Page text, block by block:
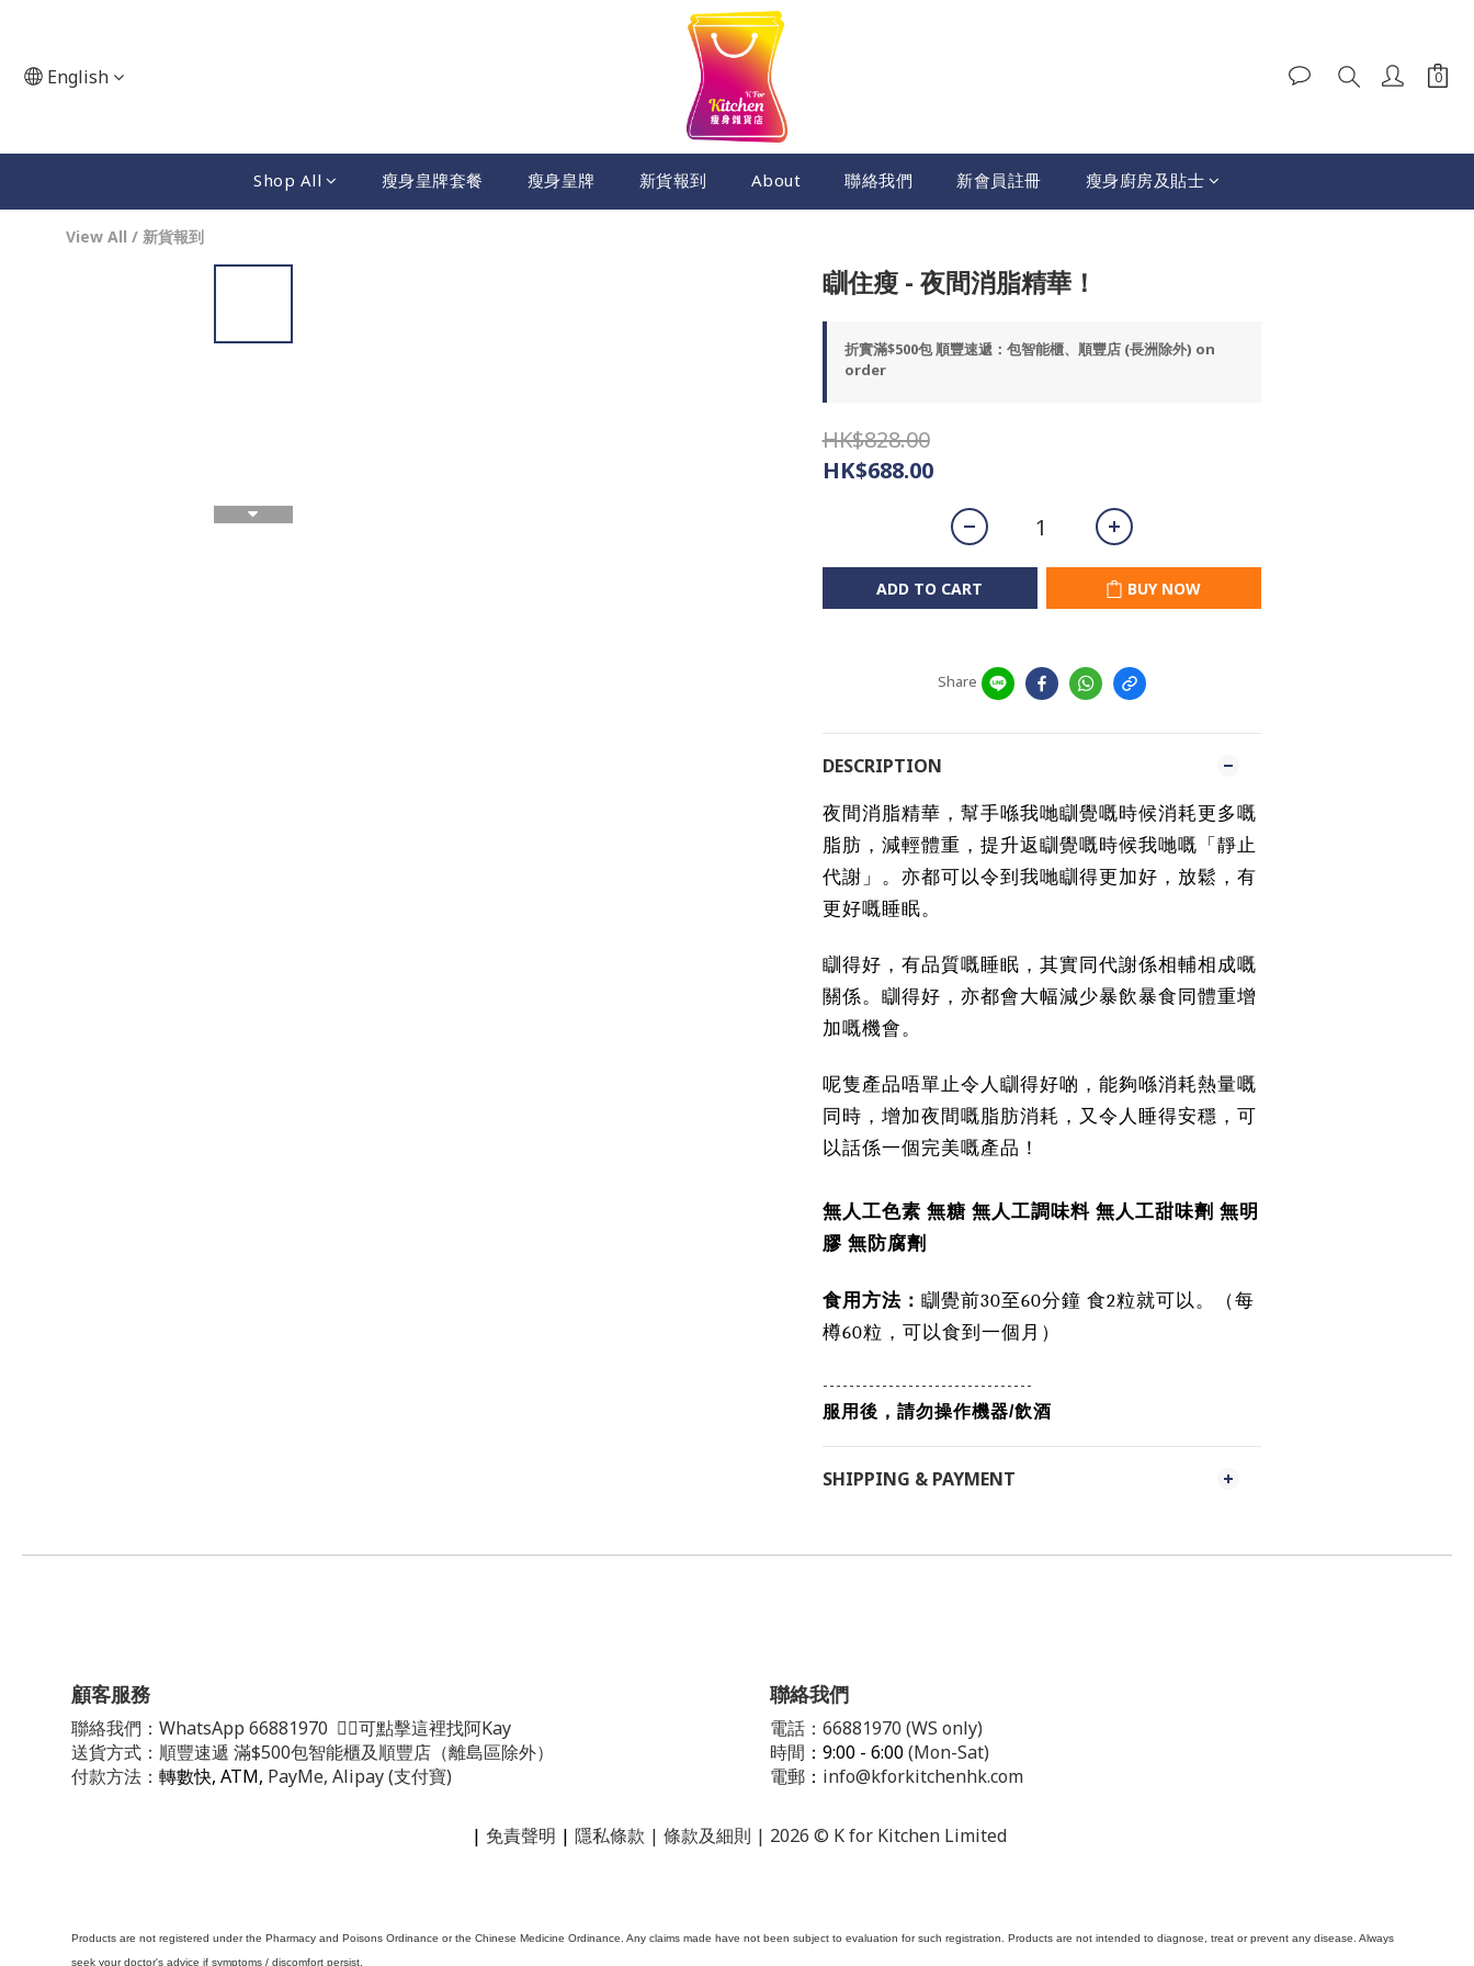
English
Shop All 瘦身皇牌套餐 瘦身皇牌 新貨報到 About 聯絡我們 新會員註冊 瘦身廚房及貼士
View All / 新貨報到
瞓住瘦 - 夜間消脂精華！
折實滿$500包 順豐速遞：包智能櫃、順豐店 (長洲除外) on
order
HK$828.00
HK$688.00
ADD TO CART BUY NOW
Share
DESCRIPTION
夜間消脂精華，幫手喺我哋瞓覺嘅時候消耗更多嘅
脂肪，減輕體重，提升返瞓覺嘅時候我哋嘅「靜止
代謝」。亦都可以令到我哋瞓得更加好，放鬆，有
更好嘅睡眠。
瞓得好，有品質嘅睡眠，其實同代謝係相輔相成嘅
關係。瞓得好，亦都會大幅減少暴飲暴食同體重增
加嘅機會。
呢隻產品唔單止令人瞓得好啲，能夠喺消耗熱量嘅
同時，增加夜間嘅脂肪消耗，又令人睡得安穩，可
以話係一個完美嘅產品！
無人工色素 無糖 無人工調味料 無人工甜味劑 無明
膠 無防腐劑
食用方法： 瞓覺前30至60分鐘 食2粒就可以。（每
樽60粒，可以食到一個月）
--------------------------------
服用後，請勿操作機器/飲酒
SHIPPING & PAYMENT
顧客服務
聯絡我們： WhatsApp 66881970 👈🏻可點擊這裡找阿Kay
送貨方式：順豐速遞 滿$500包智能櫃及順豐店（離島區除外）
付款方法： 轉數快, ATM, PayMe, Alipay (支付寶)
聯絡我們
電話：66881970 (WS only)
時間 ：9:00 - 6:00(Mon-Sat)
電郵 ： info@kforkitchenhk.com
| 免責聲明 | 隱私條款 | 條款及細則 | 2026 © K for Kitchen Limited
Products are not registered under the Pharmacy and Poisons Ordinance or the Chinese Medicine Ordinance. Any claims made have not been subject to evaluation for such registration. Products are not intended to diagnose, treat or prevent any disease. Always
seek your doctor's advice if symptoms / discomfort persist.